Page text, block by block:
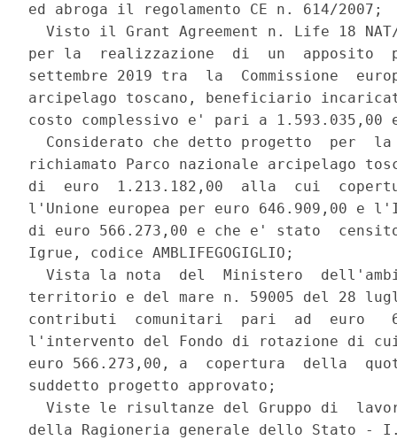
ed abroga il regolamento CE n. 614/2007;
Visto il Grant Agreement n. Life 18
per la  realizzazione  di  un  apposito
settembre 2019 tra  la  Commissione
arcipelago toscano, beneficiario
costo complessivo e' pari a
Considerato che detto progetto  per
richiamato Parco nazionale arcipelago
di  euro  1.213.182,00  alla  cui
l'Unione europea per euro 646.909,00
di euro 566.273,00 e che e' stato
Igrue, codice AMBLIFEGOGIGLIO;
Vista la nota  del  Ministero
territorio e del mare n. 59005 del 28
contributi  comunitari  pari  ad  euro
l'intervento del Fondo di rotazione di
euro 566.273,00, a  copertura  della
suddetto progetto approvato;
Viste le risultanze del Gruppo di
della Ragioneria generale dello Stato